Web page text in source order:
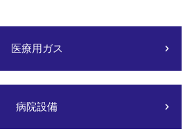
医療用ガス
病院設備